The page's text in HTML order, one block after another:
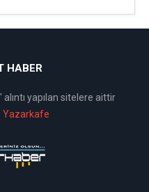
HABER
alıntı yapılan sitelere aittir